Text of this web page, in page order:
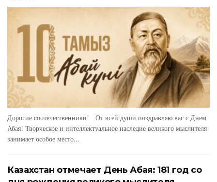
Дорогие соотечественники! От всей души поздравляю вас с Днем
Абая! Творческое и интеллектуальное наследие великого мыслителя
занимает особое место...
Казахстан отмечает День Абая: 181 год со